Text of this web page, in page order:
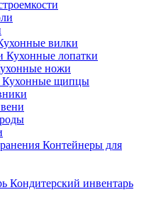
вилки
Кухонные лопатки
ножи
Кухонные щипцы
Контейнеры для
Кондитерский инвентарь